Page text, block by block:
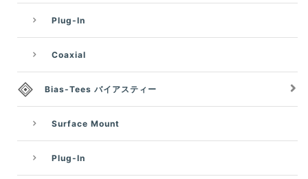
Plug-In
Coaxial
Bias-Tees バイアスティー
Surface Mount
Plug-In